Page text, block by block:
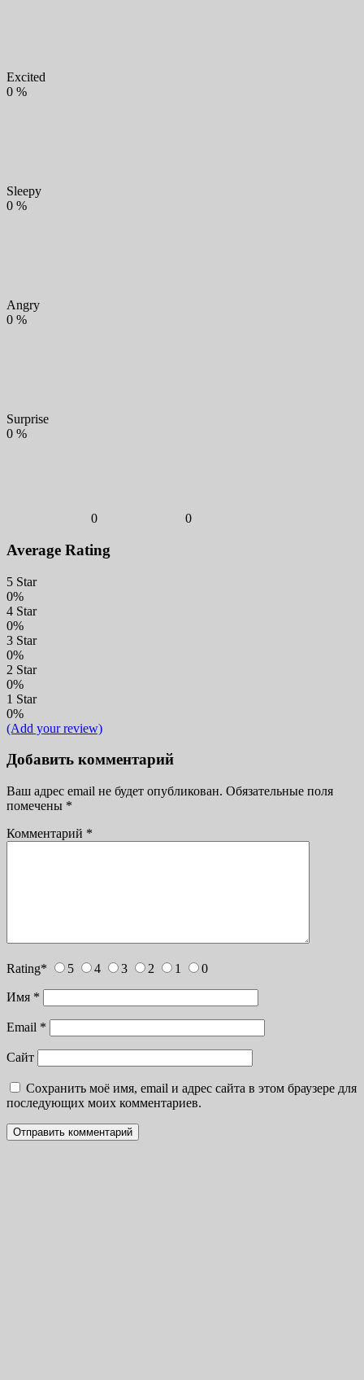
Excited
0 %
Sleepy
0 %
Angry
0 %
Surprise
0 %
0 0
Average Rating
5 Star
0%
4 Star
0%
3 Star
0%
2 Star
0%
1 Star
0%
(Add your review)
Добавить комментарий
Ваш адрес email не будет опубликован. Обязательные поля
помечены *
Комментарий *
Rating* 5 4 3 2 1 0
Имя *
Email *
Сайт
Сохранить моё имя, email и адрес сайта в этом браузере для
последующих моих комментариев.